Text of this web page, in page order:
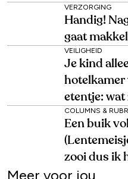
VERZORGING
Handig!
gaat
VEILIGHEID
Je kind
hotelkamer
etentje: wat
COLUMNS &
Een buik
zooi dus ik
Meer voor jou